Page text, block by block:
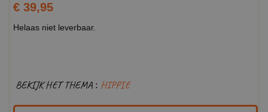
€ 39,95
Helaas niet leverbaar.
BEKIJK HET THEMA : HIPPIE